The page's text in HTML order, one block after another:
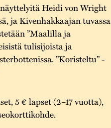
Heidi von Wright
ja Kivenhakkaajan tuvassa
”Maalilla ja
tulisijoista ja
”Koristeltu” -
5 € lapset (2–17 vuotta),